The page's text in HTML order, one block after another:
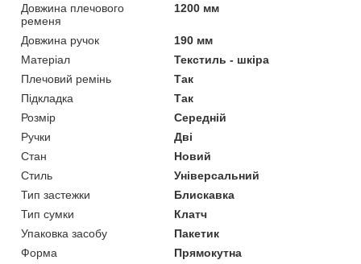
Довжина плечового
ременя
1200 мм
Довжина ручок
190 мм
Матеріал
Текстиль - шкіра
Плечовий ремінь
Так
Підкладка
Так
Розмір
Середній
Ручки
Дві
Стан
Новий
Стиль
Універсальний
Тип застежки
Блискавка
Тип сумки
Клатч
Упаковка засобу
Пакетик
Форма
Прямокутна